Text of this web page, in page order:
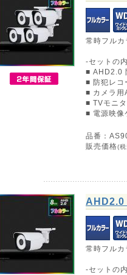
常時フル
-セットの
■ AHD2.0
■ 防犯レ
■ カメラ
■ TVモニ
■ 電源映
品番：
販売価格(
AHD2.0
常時フル
-セットの